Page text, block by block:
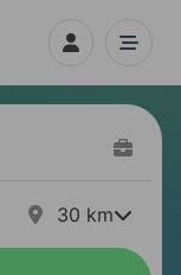
30 km